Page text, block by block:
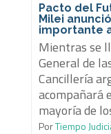
Pacto del
Milei
importante
Mientras se
General de
Cancillería
acompañará
mayoría de
PorTiempo